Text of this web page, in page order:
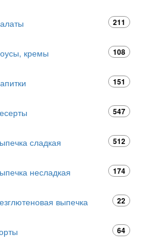
211
кремы 108
151
547
сладкая 512
несладкая 174
выпечка 22
64